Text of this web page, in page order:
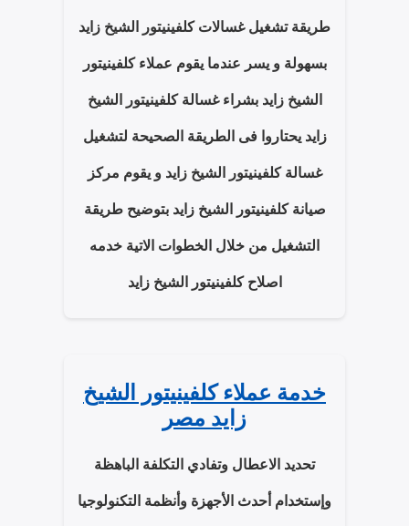
طريقة تشغيل غسالات كلفينيتور الشيخ زايد
بسهولة و يسر عندما يقوم عملاء كلفينيتور
الشيخ زايد بشراء غسالة كلفينيتور الشيخ
زايد يحتاروا فى الطريقة الصحيحة لتشغيل
غسالة كلفينيتور الشيخ زايد و يقوم مركز
صيانة كلفينيتور الشيخ زايد بتوضيح طريقة
التشغيل من خلال الخطوات الاتية خدمه
اصلاح كلفينيتور الشيخ زايد
خدمة عملاء كلفينيتور الشيخ
زايد مصر
تحديد الاعطال وتفادي التكلفة الباهظة
وإستخدام أحدث الأجهزة وأنظمة التكنولوجيا